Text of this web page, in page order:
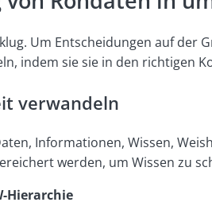
Um Entscheidungen auf der
indem sie sie in den richtigen
verwandeln
Informationen, Wissen,
werden, um Wissen zu
Hierarchie